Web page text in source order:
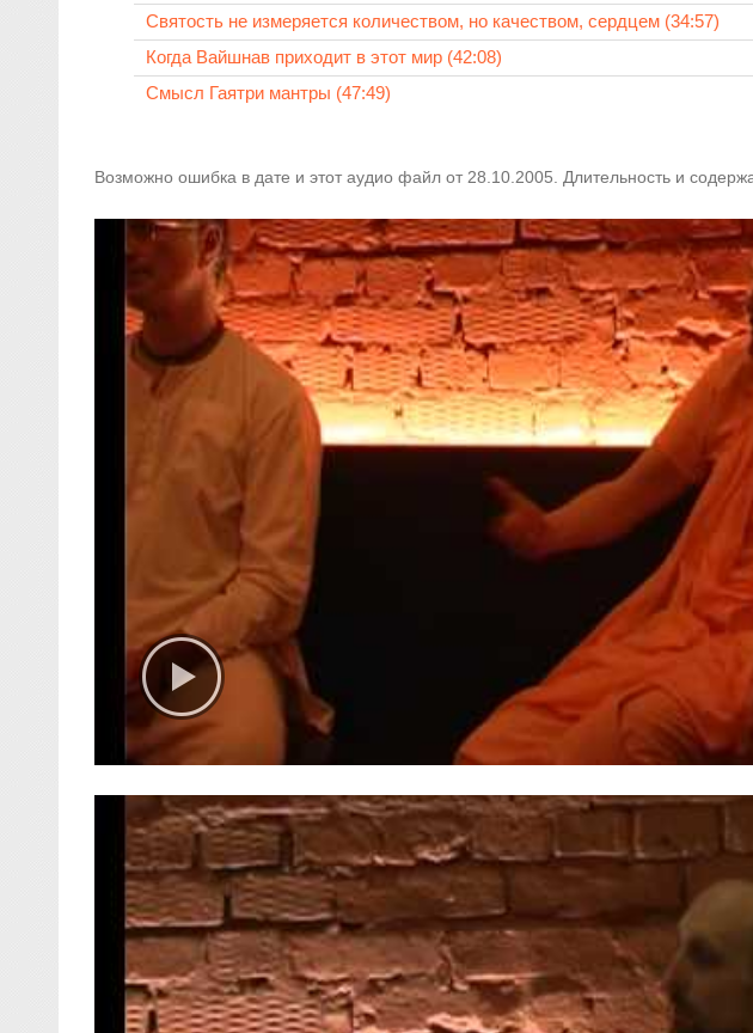
Святость не измеряется количеством, но качеством, сердцем (34:57)
Когда Вайшнав приходит в этот мир (42:08)
Смысл Гаятри мантры (47:49)
Возможно ошибка в дате и этот аудио файл от 28.10.2005. Длительность и